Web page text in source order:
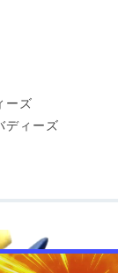
ーズ
ディーズ